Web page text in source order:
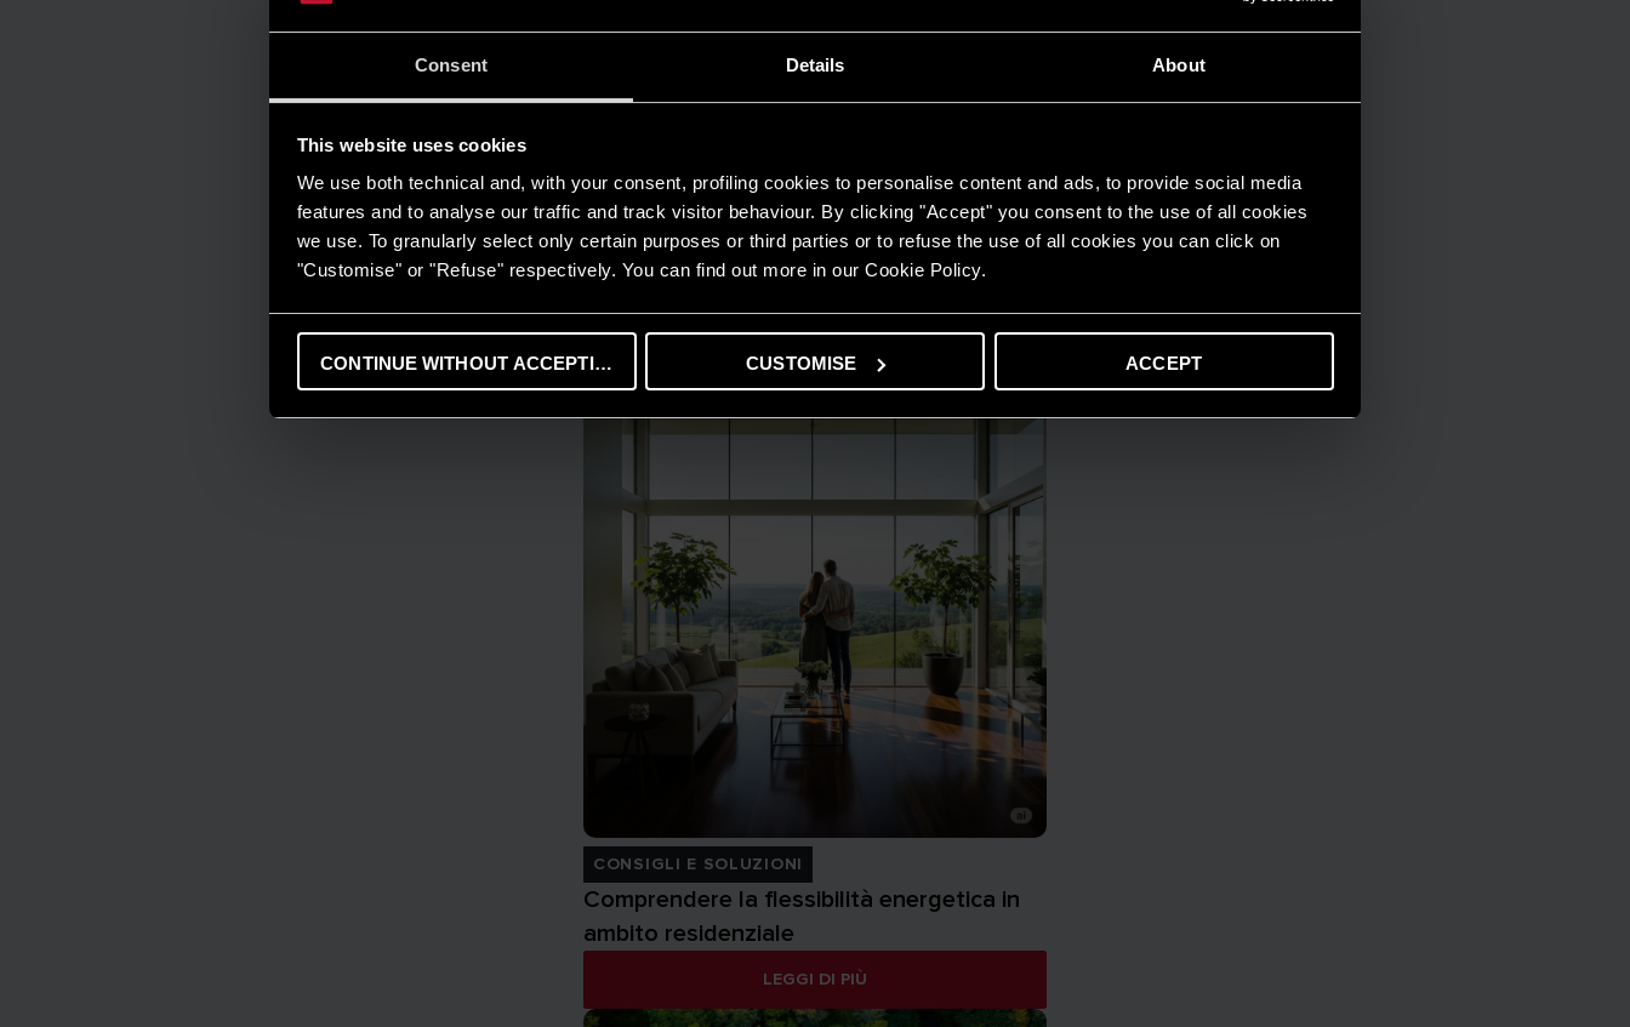
Consent Details About
This website uses cookies
We use both technical and, with your consent, profiling cookies to personalise content and ads, to provide social media
features and to analyse our traffic and track visitor behaviour. By clicking "Accept" you consent to the use of all cookies
we use. To granularly select only certain purposes or third parties or to refuse the use of all cookies you can click on
"Customise" or "Refuse" respectively. You can find out more in our Cookie Policy.
CONTINUE WITHOUT ACCEPTING CUSTOMISE ACCEPT
GUIDA AL RISPARMIO
CONSIGLI E SOLUZIONI
Comprendere la flessibilità energetica in
ambito residenziale
LEGGI DI PIÙ